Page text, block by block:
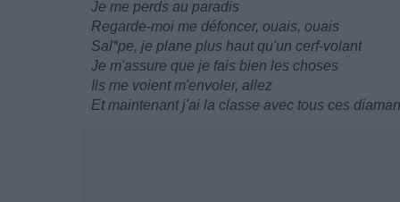
Je me perds au paradis
Regarde-moi me défoncer, ouais, ouais
Sal*pe, je plane plus haut qu'un cerf-volant
Je m'assure que je fais bien les choses
Ils me voient m'envoler, allez
Et maintenant j'ai la classe avec tous ces